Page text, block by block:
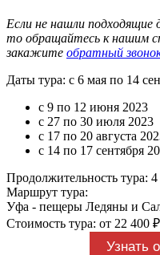
Если не нашли подходящие
то обращайтесь к нашим
закажите обратный
Даты тура: с 6 мая по 14
с 9 по 12 июня 2023
с 27 по 30 июля 2023
с 17 по 20 августа
с 14 по 17 сентября
Продолжительность тура:
Маршрут тура:
Уфа - пещеры Ледяны и
Стоимость тура: от 22 400 ₽
Узнать